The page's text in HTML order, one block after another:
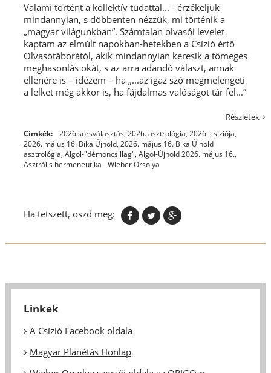
Valami történt a kollektív tudattal... - érzékeljük
mindannyian, s döbbenten nézzük, mi történik a
„magyar világunkban”. Számtalan olvasói levelet
kaptam az elmúlt napokban-hetekben a Csízió értő
Olvasótáborától, akik mindannyian keresik a tömeges
meghasonlás okát, s az arra adandó választ, annak
ellenére is – idézem – ha „...az igaz szó megmelengeti
a lelket még akkor is, ha fájdalmas valóságot tár fel...”
Részletek
Címkék: 2026 sorsválasztás, 2026. asztrológia, 2026. csíziója,
2026. május 16. Bika Újhold, 2026. május 16. Bika Újhold
asztrológia, Algol-"démoncsillag", Algol-Újhold 2026. május 16.,
Asztrális hermeneutika - Wieber Orsolya
Ha tetszett, oszd meg:
Linkek
A Csízió Facebook oldala
Magyar Planétás Honlap